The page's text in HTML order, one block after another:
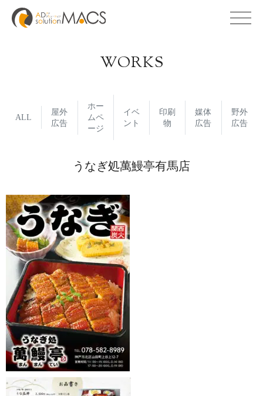
WORKS
ALL
屋外
広告
ホー
ムペ
ージ
イベ
ント
印刷
物
媒体
広告
野外
広告
うなぎ処萬鰻亭有馬店